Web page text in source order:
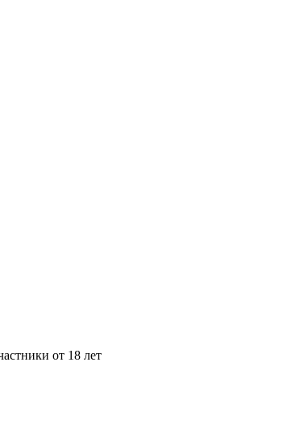
от 18 лет